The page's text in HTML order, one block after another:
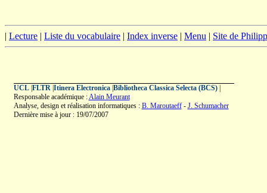
| Lecture | Liste du vocabulaire | Index inverse | Menu | Site de
UCL| FLTR| Itinera Electronica| Bibliotheca Classica Selecta (BCS)|
Responsable académique :Alain Meurant
Analyse, design et réalisation informatiques : B. Maroutaeff- J. Schumacher
Dernière mise à jour : 19/07/2007